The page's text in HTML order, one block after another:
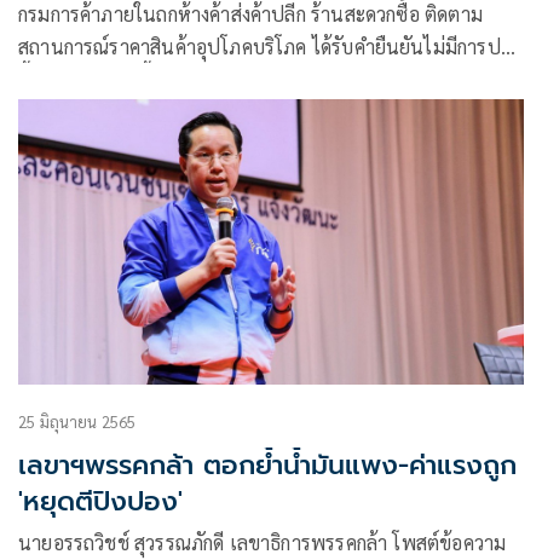
กรมการค้าภายในถกห้างค้าส่งค้าปลีก ร้านสะดวกซื้อ ติดตาม
สถานการณ์ราคาสินค้าอุปโภคบริโภค ได้รับคำยืนยันไม่มีการปรับ
ชีพให้ประชาชนต่อเนื่อง พร้อมขอความร่วมมือตรึงค่า
ธรรมเนียม ปิดป้ายราคาให้ชัดเจน ย้ำอีกครั้งกรณีข้าวถุง ยังไม่มี
การขึ้นราคา
25 มิถุนายน 2565
เลขาฯพรรคกล้า ตอกย้ำน้ำมันแพง-ค่าแรงถูก
'หยุดตีปิงปอง'
นายอรรถวิชช์ สุวรรณภักดี เลขาธิการพรรคกล้า โพสต์ข้อความ